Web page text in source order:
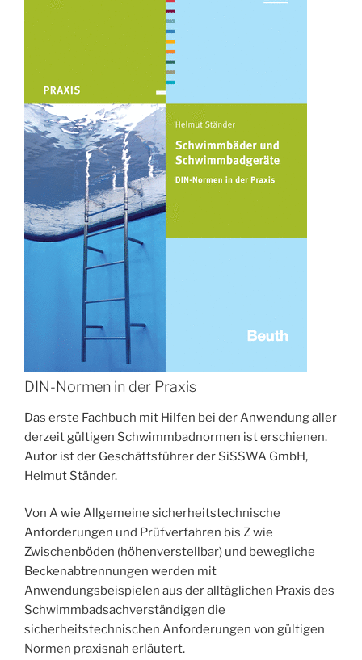
DIN-Normen in der Praxis
Das erste Fachbuch mit Hilfen bei der Anwendung aller
derzeit gültigen Schwimmbadnormen ist erschienen.
Autor ist der Geschäftsführer der SiSSWA GmbH,
Helmut Ständer.
Von A wie Allgemeine sicherheitstechnische
Anforderungen und Prüfverfahren bis Z wie
Zwischenböden (höhenverstellbar) und bewegliche
Beckenabtrennungen werden mit
Anwendungsbeispielen aus der alltäglichen Praxis des
Schwimmbadsachverständigen die
sicherheitstechnischen Anforderungen von gültigen
Normen praxisnah erläutert.